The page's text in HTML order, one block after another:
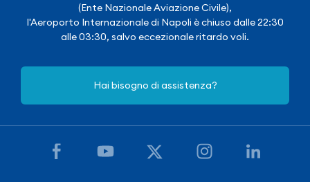
(Ente Nazionale Aviazione Civile),
l'Aeroporto Internazionale di Napoli è chiuso dalle 22:30
alle 03:30, salvo eccezionale ritardo voli.
Hai bisogno di assistenza?